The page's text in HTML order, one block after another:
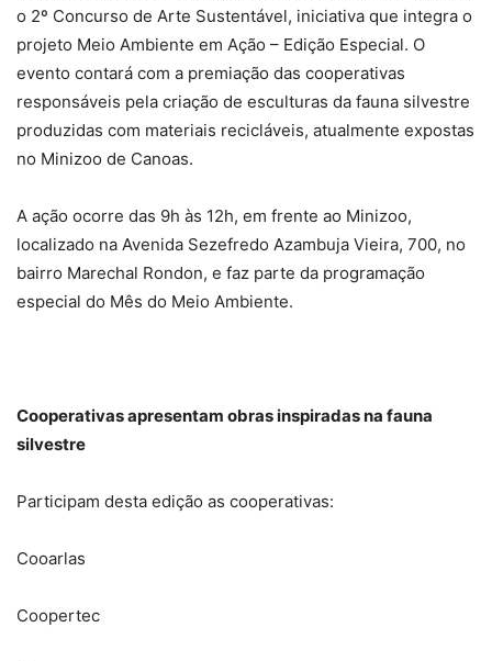
o 2º Concurso de Arte Sustentável, iniciativa que integra o
projeto Meio Ambiente em Ação – Edição Especial. O
evento contará com a premiação das cooperativas
responsáveis pela criação de esculturas da fauna silvestre
produzidas com materiais recicláveis, atualmente expostas
no Minizoo de Canoas.
A ação ocorre das 9h às 12h, em frente ao Minizoo,
localizado na Avenida Sezefredo Azambuja Vieira, 700, no
bairro Marechal Rondon, e faz parte da programação
especial do Mês do Meio Ambiente.
Cooperativas apresentam obras inspiradas na fauna
silvestre
Participam desta edição as cooperativas:
Cooarlas
Coopertec